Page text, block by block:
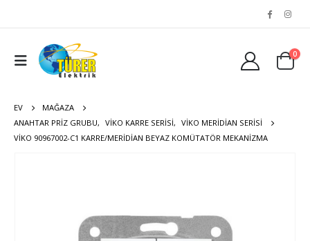
0
EV
MAĞAZA
ANAHTAR PRIZ GRUBU, VIKO KARRE SERISI, VIKO MERIDIAN SERISI
VIKO 90967002-C1 KARRE/MERIDIAN BEYAZ KOMÜTATÖR MEKANIZMA